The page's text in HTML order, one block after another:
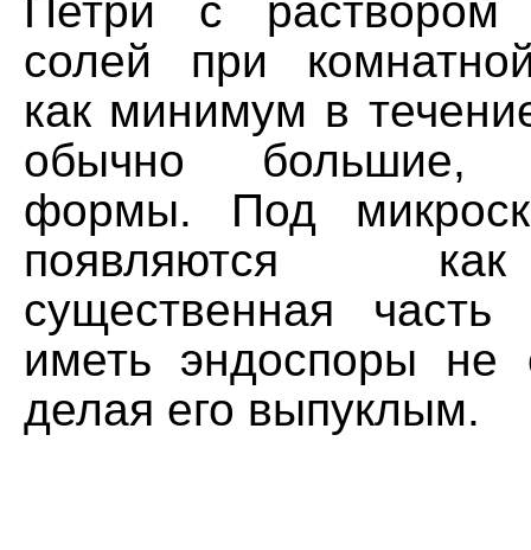
Петри с раствором
солей при
как минимум в
обычно большие,
формы. Под
появляются
существенная
иметь эндоспоры не
делая его выпуклым.